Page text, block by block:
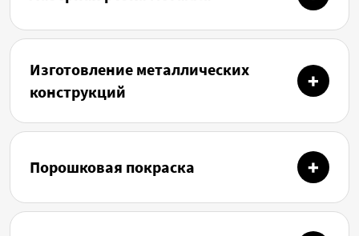
Изготовление металлических
конструкций
Порошковая покраска